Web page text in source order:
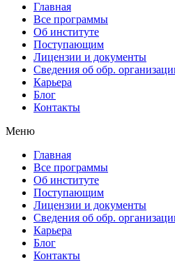
Главная
Все программы
Об институте
Поступающим
Лицензии и документы
Сведения об обр.
Карьера
Блог
Контакты
Меню
Главная
Все программы
Об институте
Поступающим
Лицензии и документы
Сведения об обр.
Карьера
Блог
Контакты